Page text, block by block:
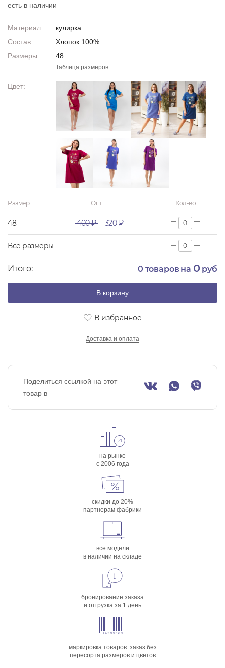
есть в наличии
Материал:
кулирка
Состав:
Хлопок 100%
Размеры:
48
Таблица размеров
Цвет:
Размер Опт Кол-во
48 400 ₽ 320 ₽
Все размеры
Итого: 0 товаров на 0руб
В корзину
В избранное
Доставка и оплата
Поделиться ссылкой на этот
товар в
на рынке
с 2006 года
скидки до 20%
партнерам фабрики
все модели
в наличии на складе
бронирование заказа
и отгрузка за 1 день
маркировка товаров. заказ без
пересорта размеров и цветов